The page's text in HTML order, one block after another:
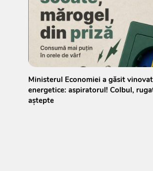
Ministerul Economiei a găsit
energetice: aspiratorul! Colbul,
aștepte